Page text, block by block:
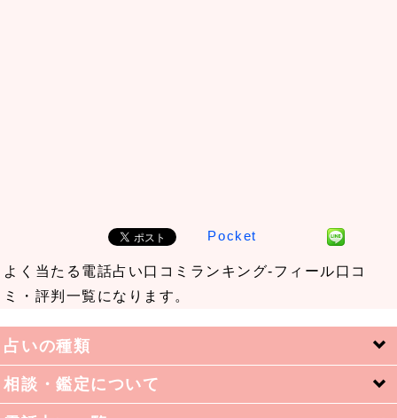
Pocket
よく当たる電話占い口コミランキング-フィール口コ
ミ・評判一覧になります。
占いの種類
相談・鑑定について